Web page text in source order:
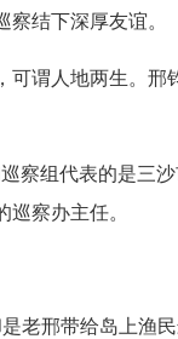
结下深厚友谊。
谓人地两生。邢
组代表的是三
察办主任。
邢带给岛上渔民